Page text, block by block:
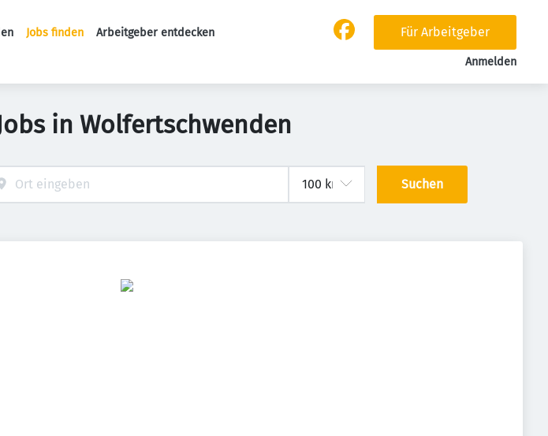
Jobs finden
Arbeitgeber entdecken
Für Arbeitgeber
Anmelden
in Wolfertschwenden
Suchen